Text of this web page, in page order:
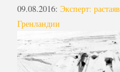
09.08.2016: Эксперт:
Гренландии